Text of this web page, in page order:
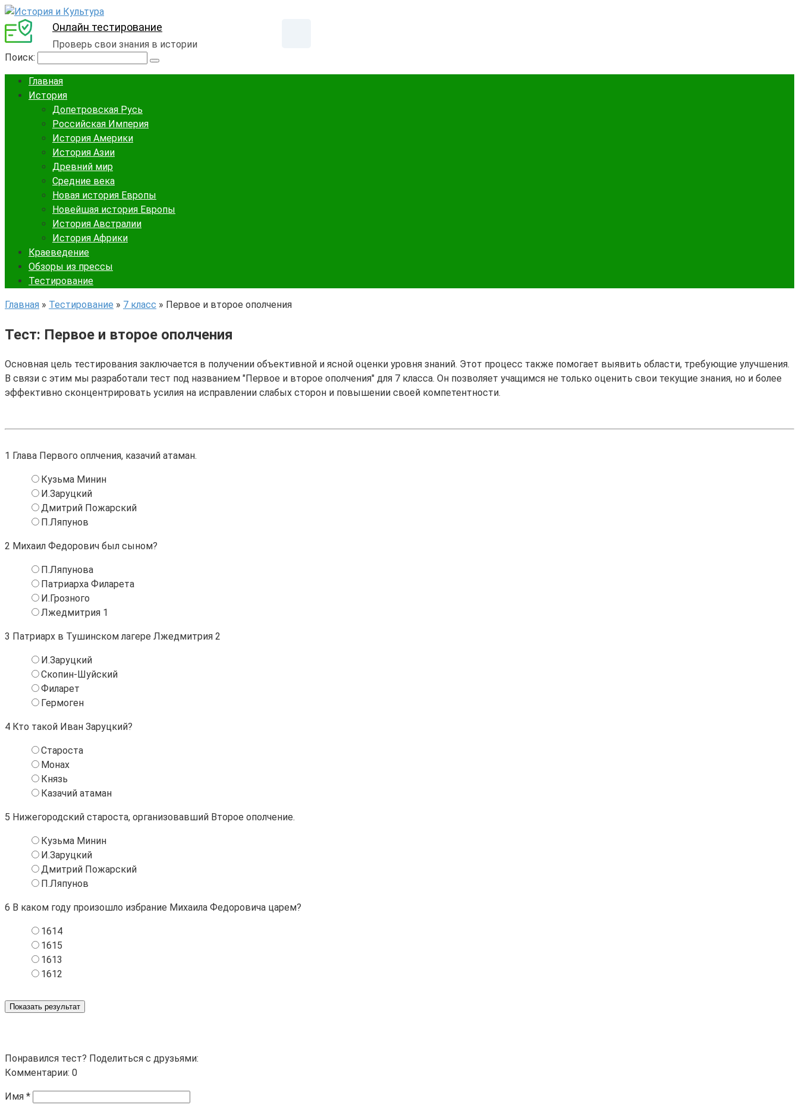
Онлайн тестирование
Проверь свои знания в истории
Поиск:
Главная
История
Допетровская Русь
Российская Империя
История Америки
История Азии
Древний мир
Средние века
Новая история Европы
Новейшая история Европы
История Австралии
История Африки
Краеведение
Обзоры из прессы
Тестирование
Главная » Тестирование » 7 класс » Первое и второе ополчения
Тест: Первое и второе ополчения
Основная цель тестирования заключается в получении объективной и ясной оценки уровня знаний. Этот процесс также помогает выявить области, требующие улучшения.
В связи с этим мы разработали тест под названием "Первое и второе ополчения" для 7 класса. Он позволяет учащимся не только оценить свои текущие знания, но и более
эффективно сконцентрировать усилия на исправлении слабых сторон и повышении своей компетентности.
1 Глава Первого оплчения, казачий атаман.
Кузьма Минин
И.Заруцкий
Дмитрий Пожарский
П.Ляпунов
2 Михаил Федорович был сыном?
П.Ляпунова
Патриарха Филарета
И.Грозного
Лжедмитрия 1
3 Патриарх в Тушинском лагере Лжедмитрия 2
И.Заруцкий
Скопин-Шуйский
Филарет
Гермоген
4 Кто такой Иван Заруцкий?
Староста
Монах
Князь
Казачий атаман
5 Нижегородский староста, организовавший Второе ополчение.
Кузьма Минин
И.Заруцкий
Дмитрий Пожарский
П.Ляпунов
6 В каком году произошло избрание Михаила Федоровича царем?
1614
1615
1613
1612
Показать результат
Понравился тест? Поделиться с друзьями:
Комментарии: 0
Имя *